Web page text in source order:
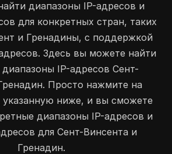
207.191.247.255
2048
208.84.207.255
2048
206.83.47.255
256
1024
диапазоны IP-адресов и
для конкретных стран, таких
и Гренадины, с поддержкой
Здесь вы можете найти
диапазоны IP-адресов Сент-
Просто нажмите на
ниже, и вы сможете
диапазоны IP-адресов и
для Сент-Винсента и
Гренадин.